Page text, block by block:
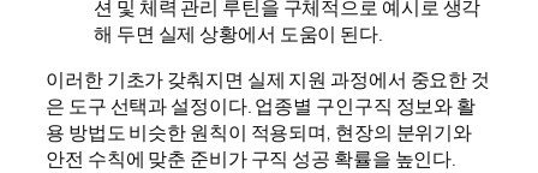
션 및 체력 관리 루틴을 구체적으로 예시로 생각
해 두면 실제 상황에서 도움이 된다.
이러한 기초가 갖춰지면 실제 지원 과정에서 중요한 것
은 도구 선택과 설정이다. 업종별 구인구직 정보와 활
용 방법도 비슷한 원칙이 적용되며, 현장의 분위기와
안전 수칙에 맞춘 준비가 구직 성공 확률을 높인다.